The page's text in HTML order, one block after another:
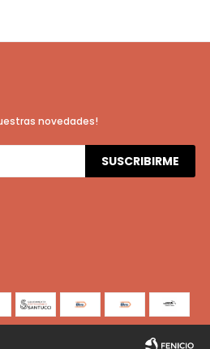
novedades!
SUSCRIBIRME